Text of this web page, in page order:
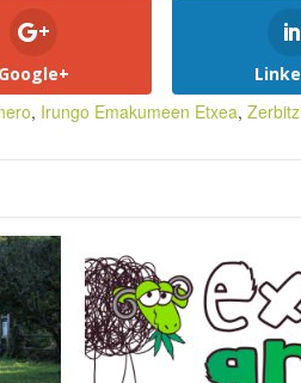
Google+
, Irungo Emakumeen Etxea,